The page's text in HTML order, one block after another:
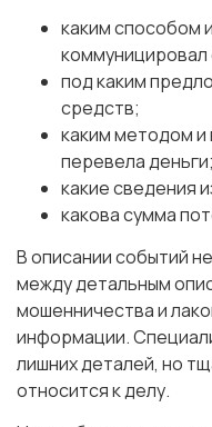
каким способом
под каким
средств;
каким методом и
перевела деньги;
какие сведения
какова сумма
В описании событий
между детальным
мошенничества и
информации.
лишних деталей, но
относится к делу.